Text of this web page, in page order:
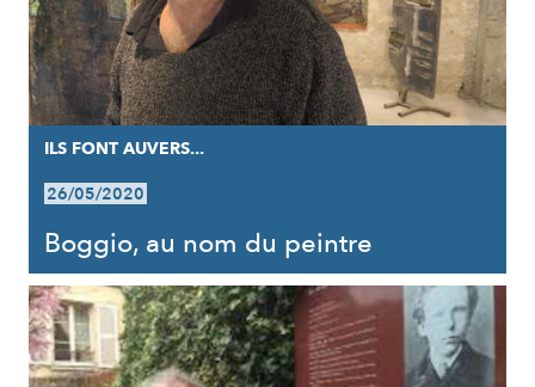
ILS FONT AUVERS...
26/05/2020
Boggio, au nom du peintre